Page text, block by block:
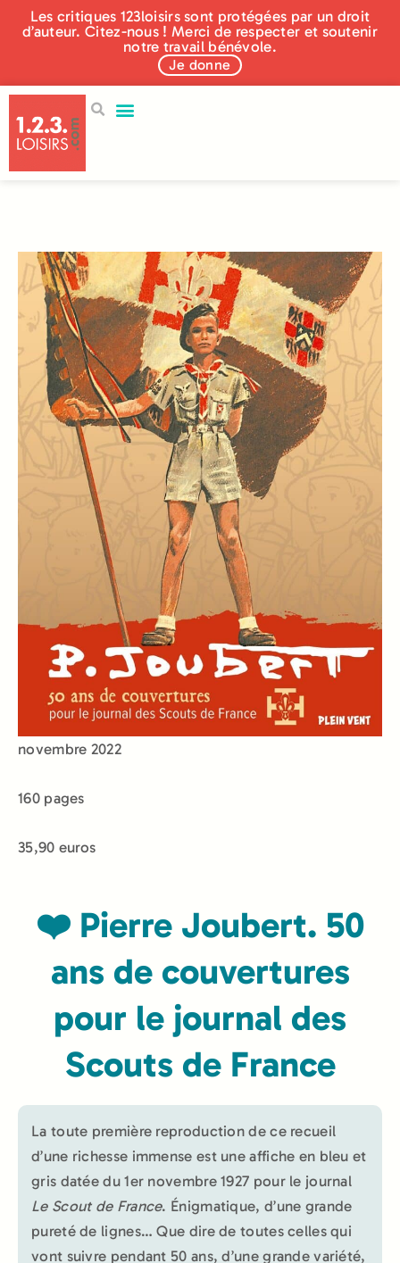
Les critiques 123loisirs sont protégées par un droit
d’auteur. Citez-nous ! Merci de respecter et soutenir
notre travail bénévole.
Je donne
novembre 2022
160 pages
35,90 euros
❤️ Pierre Joubert. 50
ans de couvertures
pour le journal des
Scouts de France
La toute première reproduction de ce recueil
d’une richesse immense est une affiche en bleu et
gris datée du 1er novembre 1927 pour le journal
Le Scout de France. Énigmatique, d’une grande
pureté de lignes… Que dire de toutes celles qui
vont suivre pendant 50 ans, d’une grande variété,